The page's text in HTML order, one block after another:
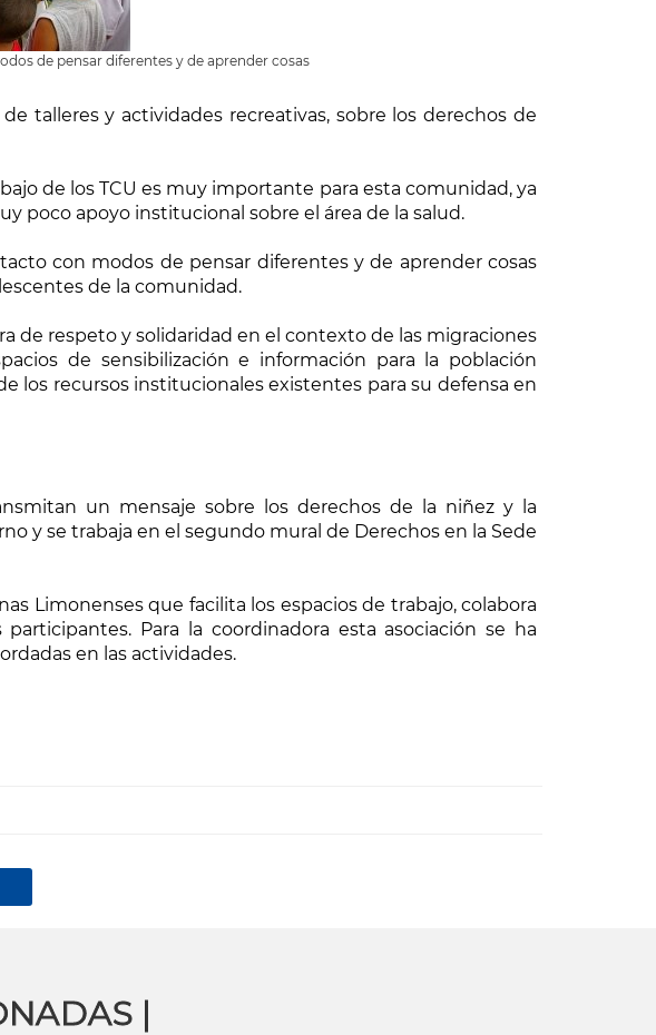
de pensar diferentes y de aprender cosas
talleres y actividades recreativas, sobre los derechos de
de los TCU es muy importante para esta comunidad, ya
poco apoyo institucional sobre el área de la salud.
con modos de pensar diferentes y de aprender cosas
de la comunidad.
de respeto y solidaridad en el contexto de las migraciones
de sensibilización e información para la población
los recursos institucionales existentes para su defensa en
un mensaje sobre los derechos de la niñez y la
y se trabaja en el segundo mural de Derechos en la Sede
Limonenses que facilita los espacios de trabajo, colabora
Para la coordinadora esta asociación se ha
en las actividades.
|